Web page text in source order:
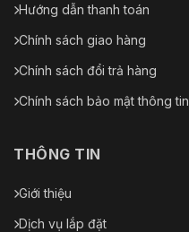
Hướng dẫn thanh toán
Chính sách giao hàng
Chính sách đổi trả hàng
Chính sách bảo mật thông tin
THÔNG TIN
Giới thiệu
Dịch vụ lắp đặt